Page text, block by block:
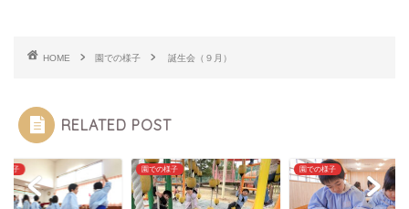
HOME 園での様子 誕生会（９月）
RELATED POST
様子 園での様子 園での様子